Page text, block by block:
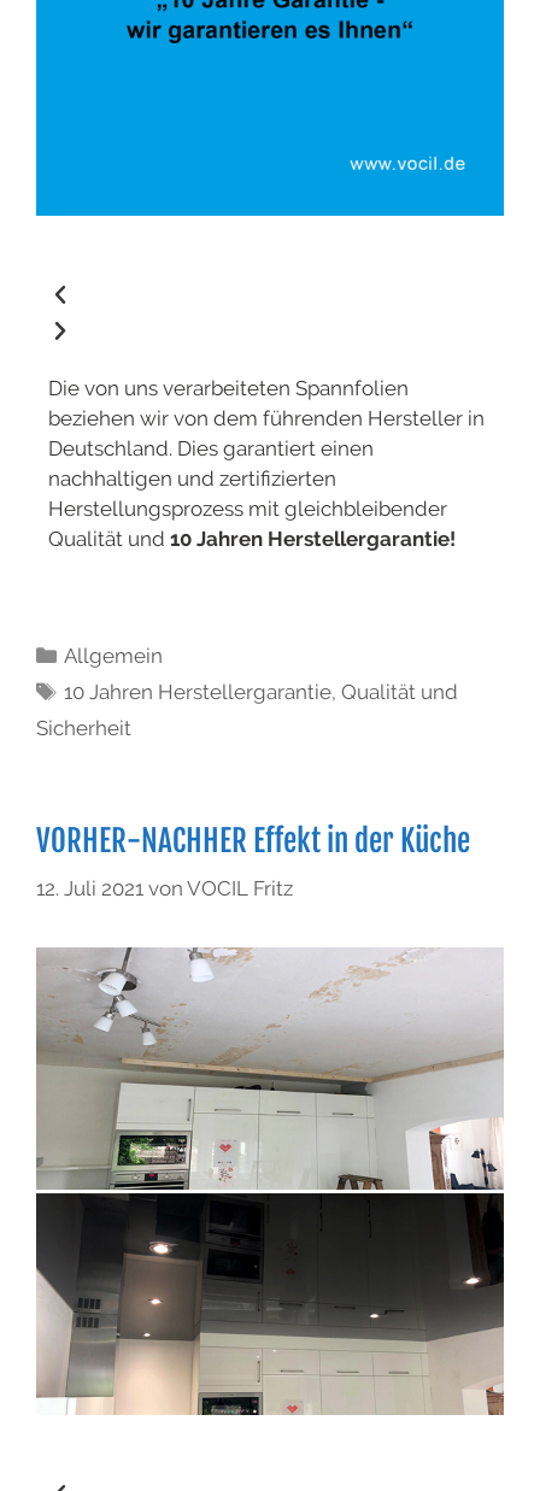
Die von uns verarbeiteten Spannfolien
beziehen wir von dem führenden Hersteller in
Deutschland. Dies garantiert einen
nachhaltigen und zertifizierten
Herstellungsprozess mit gleichbleibender
Qualität und 10 Jahren Herstellergarantie!
Allgemein
10 Jahren Herstellergarantie,Qualität und
Sicherheit
VORHER-NACHHER Effekt in der Küche
12. Juli 2021 von VOCIL Fritz